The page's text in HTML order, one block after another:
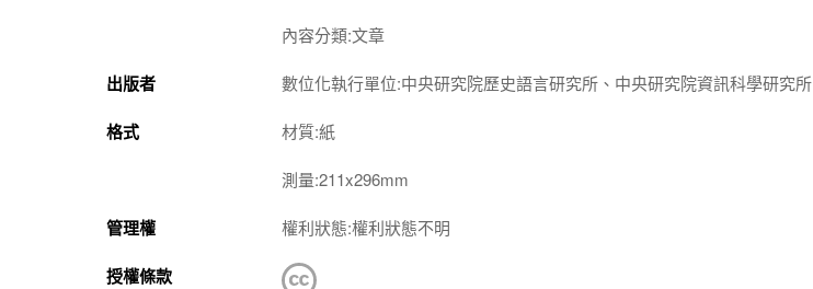
內容分類:文章
出版者 數位化執行單位:中央研究院歷史語言研究所、中央研究院資訊科學研究所
格式 材質:紙
測量:211x296mm
管理權 權利狀態:權利狀態不明
授權條款